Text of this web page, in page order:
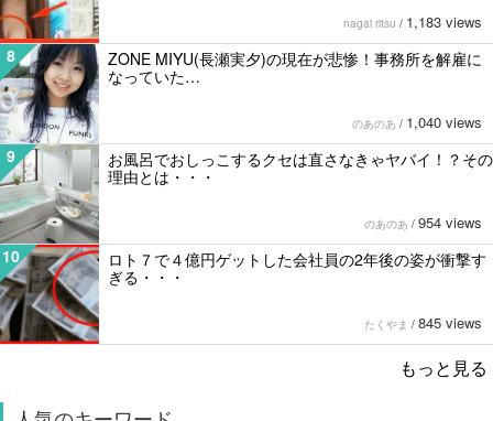
nagai ritsu / 1,183 views
8
ZONE MIYU(長瀬実夕)の現在が悲惨！事務所を解雇に
なっていた…
のあのあ / 1,040 views
9
お風呂でおしっこするクセは直さなきゃヤバイ！？その
理由とは・・・
のあのあ / 954 views
10
ロト７で４億円ゲットした会社員の2年後の姿が衝撃す
ぎる・・・
たくやま / 845 views
もっと見る